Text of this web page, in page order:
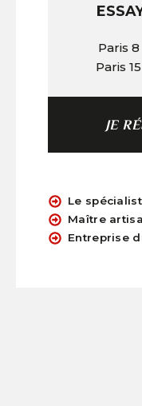
Paris 8
Paris 15
JE
Le
Maître
Entreprise